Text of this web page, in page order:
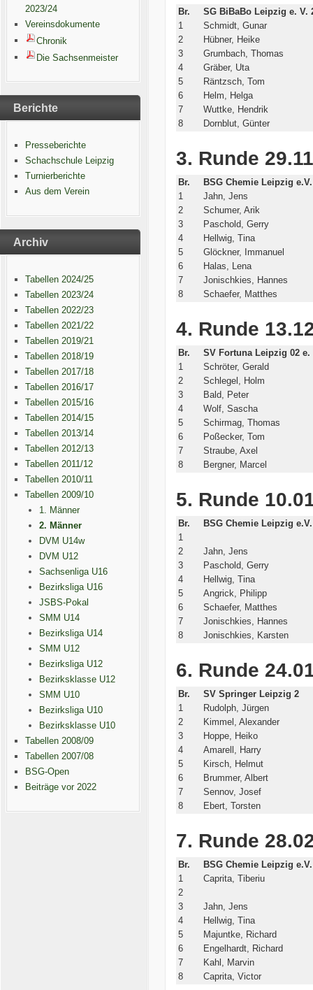
2023/24
Vereinsdokumente
Chronik
Die Sachsenmeister
Berichte
Presseberichte
Schachschule Leipzig
Turnierberichte
Aus dem Verein
Archiv
Tabellen 2024/25
Tabellen 2023/24
Tabellen 2022/23
Tabellen 2021/22
Tabellen 2019/21
Tabellen 2018/19
Tabellen 2017/18
Tabellen 2016/17
Tabellen 2015/16
Tabellen 2014/15
Tabellen 2013/14
Tabellen 2012/13
Tabellen 2011/12
Tabellen 2010/11
Tabellen 2009/10
1. Männer
2. Männer
DVM U14w
DVM U12
Sachsenliga U16
Bezirksliga U16
JSBS-Pokal
SMM U14
Bezirksliga U14
SMM U12
Bezirksliga U12
Bezirksklasse U12
SMM U10
Bezirksliga U10
Bezirksklasse U10
Tabellen 2008/09
Tabellen 2007/08
BSG-Open
Beiträge vor 2022
Br.
SG BiBaBo Leipzig e. V.
1
Schmidt, Gunar
2
Hübner, Heike
3
Grumbach, Thomas
4
Gräber, Uta
5
Räntzsch, Tom
6
Helm, Helga
7
Wuttke, Hendrik
8
Dornblut, Günter
3. Runde
Br.
BSG Chemie Leipzig
1
Jahn, Jens
2
Schumer, Arik
3
Paschold, Gerry
4
Hellwig, Tina
5
Glöckner, Immanuel
6
Halas, Lena
7
Jonischkies, Hannes
8
Schaefer, Matthes
4. Runde
Br.
SV Fortuna Leipzig 02 e.
1
Schröter, Gerald
2
Schlegel, Holm
3
Bald, Peter
4
Wolf, Sascha
5
Schirmag, Thomas
6
Poßecker, Tom
7
Straube, Axel
8
Bergner, Marcel
5. Runde
Br.
BSG Chemie Leipzig
1
2
Jahn, Jens
3
Paschold, Gerry
4
Hellwig, Tina
5
Angrick, Philipp
6
Schaefer, Matthes
7
Jonischkies, Hannes
8
Jonischkies, Karsten
6. Runde
Br.
SV Springer Leipzig 2
1
Rudolph, Jürgen
2
Kimmel, Alexander
3
Hoppe, Heiko
4
Amarell, Harry
5
Kirsch, Helmut
6
Brummer, Albert
7
Sennov, Josef
8
Ebert, Torsten
7. Runde
Br.
BSG Chemie Leipzig
1
Caprita, Tiberiu
2
3
Jahn, Jens
4
Hellwig, Tina
5
Majuntke, Richard
6
Engelhardt, Richard
7
Kahl, Marvin
8
Caprita, Victor